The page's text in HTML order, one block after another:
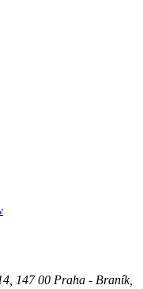
147 00 Praha - Braník,